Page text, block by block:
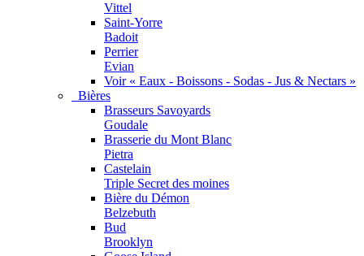
Vittel
Saint-Yorre
Badoit
Perrier
Evian
Voir « Eaux - Boissons - Sodas - Jus & Nectars »
Bières
Brasseurs Savoyards
Goudale
Brasserie du Mont Blanc
Pietra
Castelain
Triple Secret des moines
Bière du Démon
Belzebuth
Bud
Brooklyn